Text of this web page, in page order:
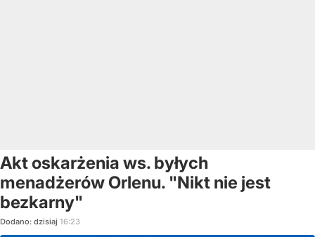
Akt oskarżenia ws. byłych
menadżerów Orlenu. "Nikt nie jest
bezkarny"
Dodano: dzisiaj 16:23